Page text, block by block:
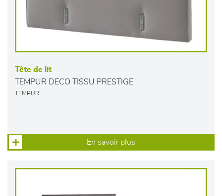
Tête de lit
TEMPUR DECO TISSU PRESTIGE
TEMPUR
En savoir plus